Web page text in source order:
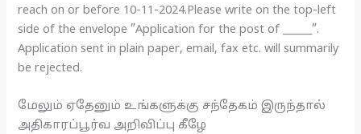
reach on or before 10-11-2024.Please write on the top-left
side of the envelope ”Application for the post of ______”.
Application sent in plain paper, email, fax etc. will summarily
be rejected.
மேலும் ஏதேனும் உங்களுக்கு சந்தேகம் இருந்தால்
அதிகாரப்பூர்வ அறிவிப்பு கீழே